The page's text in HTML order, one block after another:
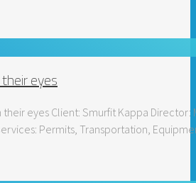
eyes
eyes Client: Smurfit Kappa
Permits, Transportation,